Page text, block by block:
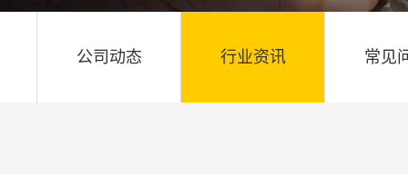
公司动态 行业资讯 常见